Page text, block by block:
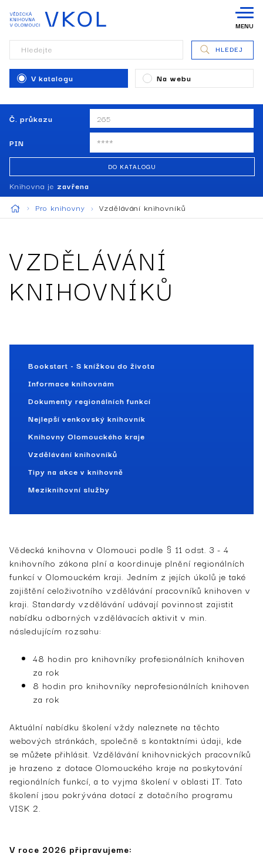
Č. průkazu
PIN
DO KATALOGU
Knihovna je zavřena
MENU
Hledejte
V katalogu Na webu
HLEDEJ
Pro knihovny Vzdělávání knihovníků
VZDĚLÁVÁNÍ
KNIHOVNÍKŮ
Bookstart - S knížkou do života
Informace knihovnám
Dokumenty regionálních funkcí
Nejlepší venkovský knihovník
Knihovny Olomouckého kraje
Vzdělávání knihovníků
Tipy na akce v knihovně
Meziknihovní služby
Vědecká knihovna v Olomouci podle § 11 odst. 3 - 4
knihovního zákona plní a koordinuje plnění regionálních
funkcí v Olomouckém kraji. Jedním z jejích úkolů je také
zajištění celoživotního vzdělávání pracovníků knihoven v
kraji. Standardy vzdělávání udávají povinnost zajistit
nabídku odborných vzdělávacích aktivit v min.
následujícím rozsahu:
48 hodin pro knihovníky profesionálních knihoven
za rok
8 hodin pro knihovníky neprofesionálních knihoven
za rok
Aktuální nabídku školení vždy naleznete na těchto
webových stránkách, společně s kontaktními údaji, kde
se můžete přihlásit. Vzdělávání knihovnických pracovníků
je hrazeno z dotace Olomouckého kraje na poskytování
regionálních funkcí, a to vyjma školení v oblasti IT. Tato
školení jsou pokrývána dotací z dotačního programu
VISK 2.
V roce 2026 připravujeme: